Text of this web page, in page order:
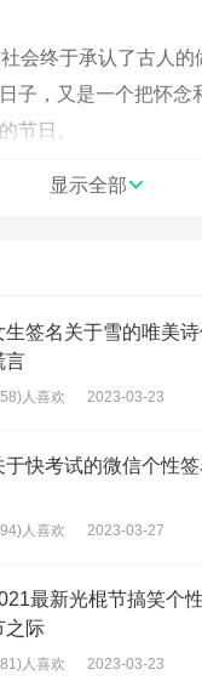
会终于承认了古人的
子，又是一个把怀念
节日。
交，抱暖含芳披紫袍
。 —— 陈子龙《唐多
落写银罂。 —— 白
，很多花儿都已经开
让人驻足。心忽然开
问侯,寄托我们对革命
,寄托我们对革命先辈
显示全部
生签名关于雪的唯美
言
人喜欢 2023-03-23
于快考试的微信个性
人喜欢 2023-03-27
最新光棍节搞笑个
之际
人喜欢 2023-03-23